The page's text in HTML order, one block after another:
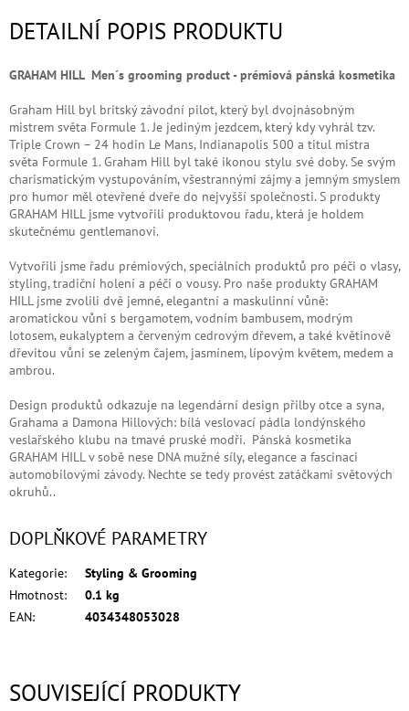
SOUVISEJÍCÍ PRODUKTY
DETAILNÍ POPIS PRODUKTU
GRAHAM HILL Men´s grooming product -prémiová pánská kosmetika
Graham Hill byl britský závodní pilot, který byl dvojnásobným
mistrem světa Formule 1. Je jediným jezdcem, který kdy vyhrál tzv.
Triple Crown – 24 hodin Le Mans, Indianapolis 500 a titul mistra
světa Formule 1. Graham Hill byl také ikonou stylu své doby. Se svým
charismatickým vystupováním, všestrannými zájmy a jemným smyslem
pro humor měl otevřené dveře do nejvyšší společnosti. S produkty
GRAHAM HILL jsme vytvořili produktovou řadu, která je holdem
skutečnému gentlemanovi.
Vytvořili jsme řadu prémiových, speciálních produktů pro péči o vlasy,
styling, tradiční holení a péči o vousy. Pro naše produkty GRAHAM
HILL jsme zvolili dvě jemné, elegantní a maskulinní vůně:
aromatickou vůni s bergamotem, vodním bambusem, modrým
lotosem, eukalyptem a červeným cedrovým dřevem, a také květinově
dřevitou vůni se zeleným čajem, jasmínem, lípovým květem, medem a
ambrou.
Design produktů odkazuje na legendární design přilby otce a syna,
Grahama a Damona Hillových: bílá veslovací pádla londýnského
veslařského klubu na tmavé pruské modři. Pánská kosmetika
GRAHAM HILL v sobě nese DNA mužné síly, elegance a fascinaci
automobilovými závody. Nechte se tedy provést zatáčkami světových
okruhů..
DOPLŇKOVÉ PARAMETRY
Kategorie:
Styling & Grooming
Hmotnost:
0.1 kg
EAN: 4034348053028